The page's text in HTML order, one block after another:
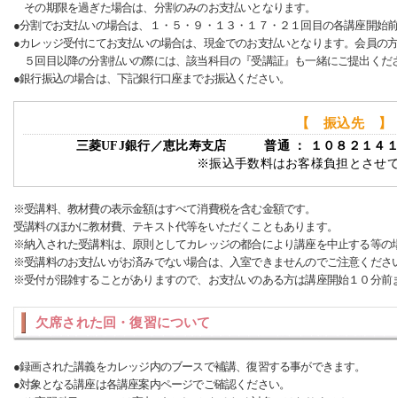
その期限を過ぎた場合は、分割のみのお支払いとなります。
●分割でお支払いの場合は、１・５・９・１３・１７・２１回目の各講座開始
●カレッジ受付にてお支払いの場合は、現金でのお支払いとなります。会員の
５回目以降の分割払いの際には、該当科目の『受講証』も一緒にご提出くだ
●銀行振込の場合は、下記銀行口座までお振込ください。
【 振込先 】
三菱UFJ銀行／恵比寿支店 普通 ： １０８２１
※振込手数料はお客様負担とさせ
※受講料、教材費の表示金額はすべて消費税を含む金額です。
受講料のほかに教材費、テキスト代等をいただくこともあります。
※納入された受講料は、原則としてカレッジの都合により講座を中止する等
※受講料のお支払いがお済みでない場合は、入室できませんのでご注意くださ
※受付が混雑することがありますので、お支払いのある方は講座開始１０分前
欠席された回・復習について
●録画された講義をカレッジ内のブースで補講、復習する事ができます。
●対象となる講座は各講座案内ページでご確認ください。